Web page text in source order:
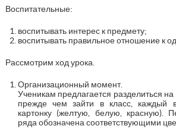
Воспитательные:
воспитывать интерес к предмету;
воспитывать правильное отношение к
Рассмотрим ход урока.
Организационный момент.
Ученикам предлагается разделиться
прежде чем зайти в класс, каждый
картонку (желтую, белую, красную).
ряда обозначена соответствующими